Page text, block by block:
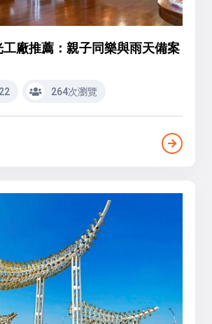
廠推薦：親子同樂與雨天備案
264次瀏覽